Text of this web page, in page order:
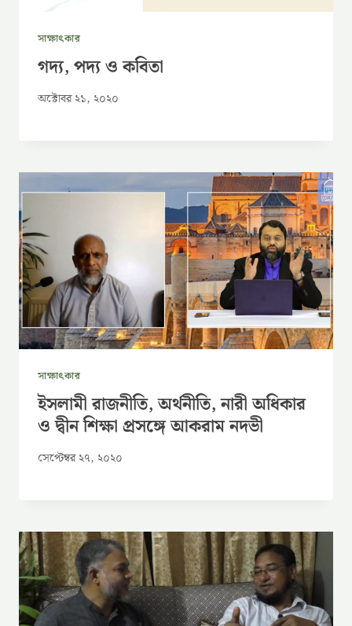
সাক্ষাৎকার
গদ্য, পদ্য ও কবিতা
অক্টোবর ২১, ২০২০
সাক্ষাৎকার
ইসলামী রাজনীতি, অর্থনীতি, নারী অধিকার
ও দ্বীন শিক্ষা প্রসঙ্গে আকরাম নদভী
সেপ্টেম্বর ২৭, ২০২০